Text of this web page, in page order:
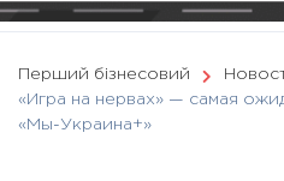
Перший бізнесовий
«Игра на нервах» — самая
«Мы-Украина+»